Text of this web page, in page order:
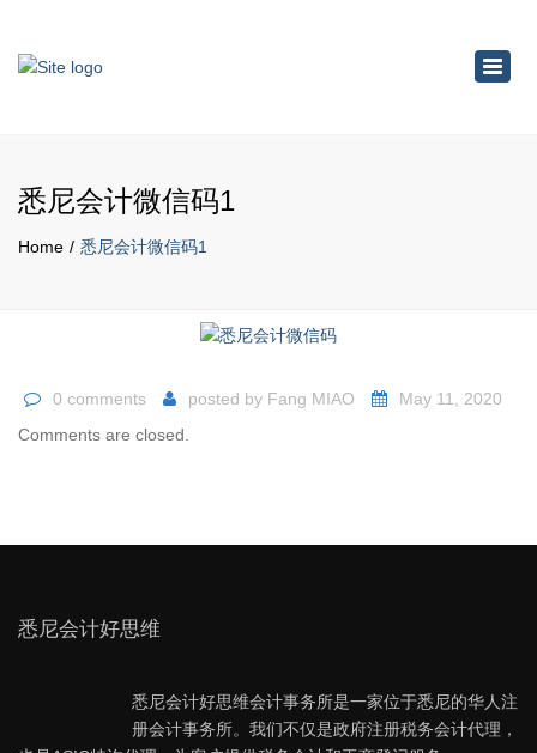
悉尼会计微信码1
Home 悉尼会计微信码1
0 comments posted by Fang MIAO
May 11, 2020
Comments are closed.
悉尼会计好思维
悉尼会计好思维会计事务所是一家位于悉尼的华人注
册会计事务所。我们不仅是政府注册税务会计代理，